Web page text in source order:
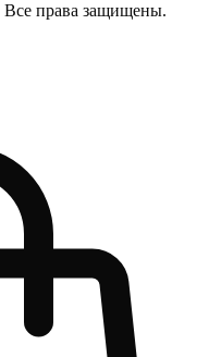
Все права защищены.